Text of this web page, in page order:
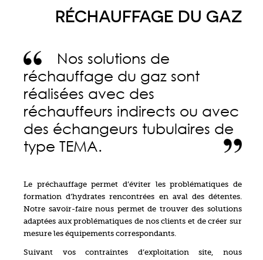
RÉCHAUFFAGE DU GAZ
Nos solutions de
réchauffage du gaz sont
réalisées avec des
réchauffeurs indirects ou avec
des échangeurs tubulaires de
type TEMA.
Le préchauffage permet d’éviter les problématiques de
formation d’hydrates rencontrées en aval des détentes.
Notre savoir-faire nous permet de trouver des solutions
adaptées aux problématiques de nos clients et de créer sur
mesure les équipements correspondants.
Suivant vos contraintes d’exploitation site, nous